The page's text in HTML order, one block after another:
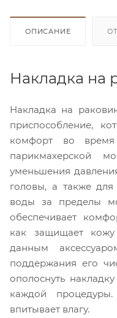
ОПИСАНИЕ
Накладка на
Накладка на
приспособление,
комфорт во
парикмахерской
уменьшения
головы, а также
воды за пределы
обеспечивает
как защищает
данным
поддержания его
ополоснуть
каждой
впитывает влагу.